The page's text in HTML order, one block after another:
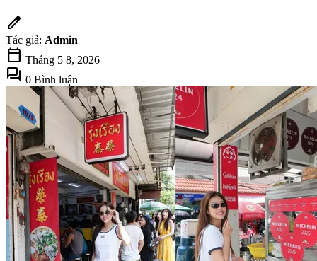
edit
Tác giả: Admin
calendar_today Tháng 5 8, 2026
forum 0 Bình luận